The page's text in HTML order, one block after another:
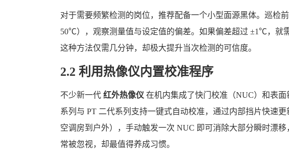
对于需要频繁检测的岗位，推荐配备一个小型面源黑体。巡检
50℃），观察测量值与设定值的偏差。如果偏差超过 ±1℃，就
这种方法仅需几分钟，却极大提升当次检测的可信度。
2.2 利用热像仪内置校准程序
不少新一代 红外热像仪 在机内集成了快门校准（NUC）和表面
系列与 PT 二代系列支持一键式自动校准，通过内部挡片快速
空调房到户外），手动触发一次 NUC 即可消除大部分瞬时漂
常被忽视，却最值得养成习惯。